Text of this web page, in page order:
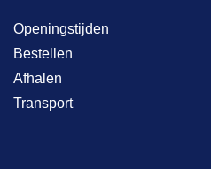
Openingstijden
Bestellen
Afhalen
Transport